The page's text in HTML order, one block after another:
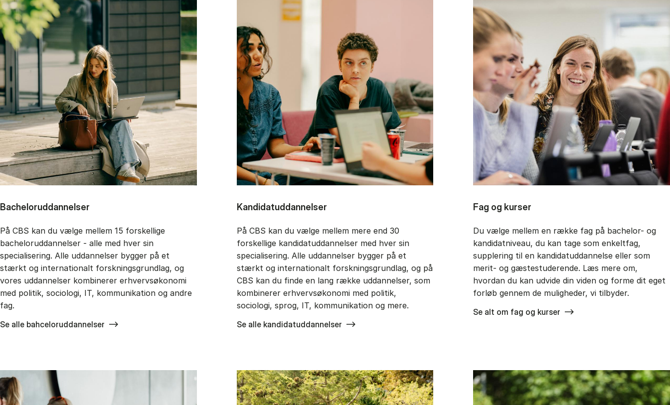
Bacheloruddannelser
På CBS kan du vælge mellem 15 forskellige
bacheloruddannelser - alle med hver sin
specialisering. Alle uddannelser bygger på et
stærkt og internationalt forskningsgrundlag, og
vores uddannelser kombinerer erhvervsøkonomi
med politik, sociologi, IT, kommunikation og andre
fag.
Se alle bahceloruddannelser
Kandidatuddannelser
På CBS kan du vælge mellem mere end 30
forskellige kandidatuddannelser med hver sin
specialisering. Alle uddannelser bygger på et
stærkt og internationalt forskningsgrundlag, og på
CBS kan du finde en lang række uddannelser, som
kombinerer erhvervsøkonomi med politik,
sociologi, sprog, IT, kommunikation og mere.
Se alle kandidatuddannelser
Fag og kurser
Du vælge mellem en række fag på bachelor- og
kandidatniveau, du kan tage som enkeltfag,
supplering til en kandidatuddannelse eller som
merit- og gæstestuderende. Læs mere om,
hvordan du kan udvide din viden og forme dit eget
forløb gennem de muligheder, vi tilbyder.
Se alt om fag og kurser